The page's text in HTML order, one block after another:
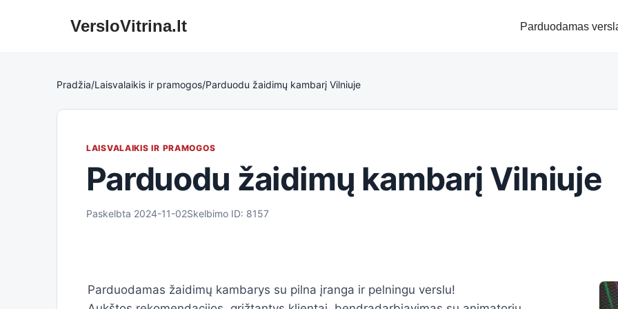
VersloVitrina.lt Parduodamas
Pradžia/Laisvalaikis ir pramogos/Parduodu žaidimų kambarį Vilniuje
LAISVALAIKIS IR PRAMOGOS
Parduodu žaidimų kambarį Vilniuje
Paskelbta 2024-11-02Skelbimo ID: 8157
Parduodamas žaidimų kambarys su pilna įranga ir pelningu verslu!